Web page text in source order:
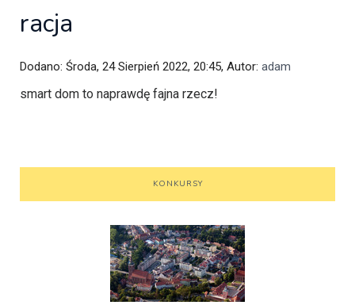
racja
Dodano: Środa, 24 Sierpień 2022, 20:45, Autor: adam
smart dom to naprawdę fajna rzecz!
KONKURSY